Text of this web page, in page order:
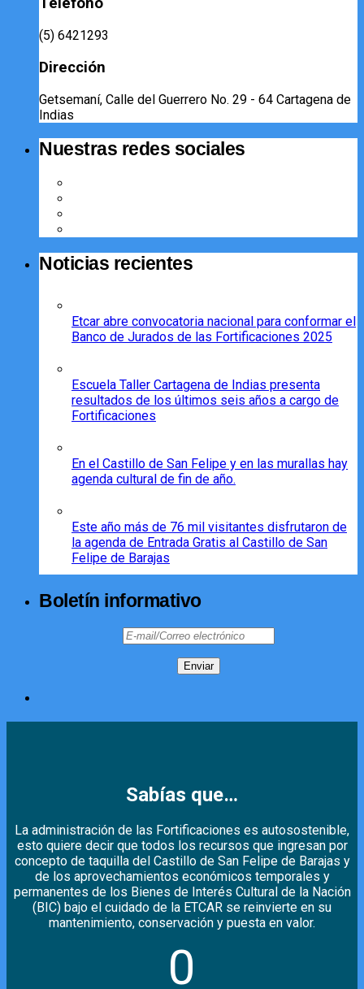
(5) 6421293​
Dirección
Getsemaní, Calle del Guerrero No. 29 - 64 Cartagena de
Indias
Nuestras redes sociales
Noticias recientes
Etcar abre convocatoria nacional para conformar el
Banco de Jurados de las Fortificaciones 2025
Escuela Taller Cartagena de Indias presenta
resultados de los últimos seis años a cargo de
Fortificaciones
En el Castillo de San Felipe y en las murallas hay
agenda cultural de fin de año.
Este año más de 76 mil visitantes disfrutaron de
la agenda de Entrada Gratis al Castillo de San
Felipe de Barajas
Boletín informativo
Sabías que…
La administración de las Fortificaciones es autosostenible,
esto quiere decir que todos los recursos que ingresan por
concepto de taquilla del Castillo de San Felipe de Barajas y
de los aprovechamientos económicos temporales y
permanentes de los Bienes de Interés Cultural de la Nación
(BIC) bajo el cuidado de la ETCAR se reinvierte en su
mantenimiento, conservación y puesta en valor.
0